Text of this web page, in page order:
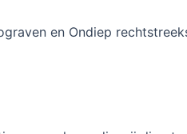
en Ondiep